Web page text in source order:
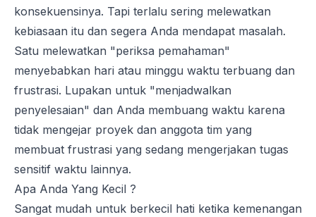
konsekuensinya. Tapi terlalu sering melewatkan
kebiasaan itu dan segera Anda mendapat masalah.
Satu melewatkan "periksa pemahaman"
menyebabkan hari atau minggu waktu terbuang dan
frustrasi. Lupakan untuk "menjadwalkan
penyelesaian" dan Anda membuang waktu karena
tidak mengejar proyek dan anggota tim yang
membuat frustrasi yang sedang mengerjakan tugas
sensitif waktu lainnya.
Apa Anda Yang Kecil ?
Sangat mudah untuk berkecil hati ketika kemenangan